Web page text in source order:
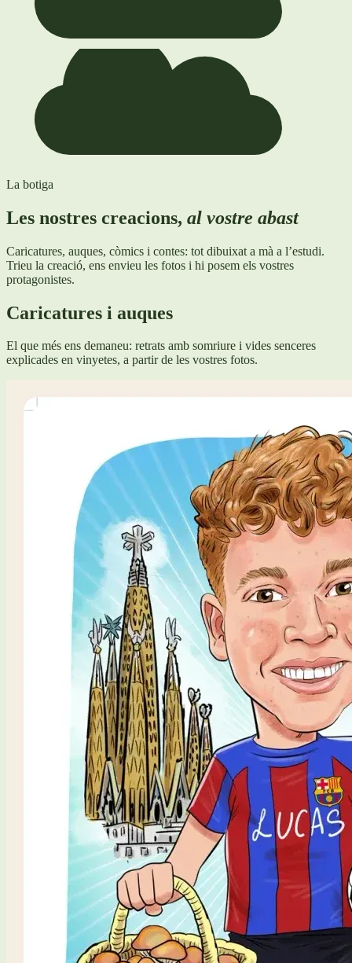
La botiga
Les nostres creacions, al vostre abast
Caricatures, auques, còmics i contes: tot dibuixat a mà a l’estudi.
Trieu la creació, ens envieu les fotos i hi posem els vostres
protagonistes.
Caricatures i auques
El que més ens demaneu: retrats amb somriure i vides senceres
explicades en vinyetes, a partir de les vostres fotos.